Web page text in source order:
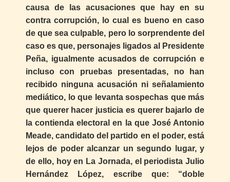
causa de las acusaciones que hay en su
contra corrupción, lo cual es bueno en caso
de que sea culpable, pero lo sorprendente del
caso es que, personajes ligados al Presidente
Peña, igualmente acusados de corrupción e
incluso con pruebas presentadas, no han
recibido ninguna acusación ni señalamiento
mediático, lo que levanta sospechas que más
que querer hacer justicia es querer bajarlo de
la contienda electoral en la que José Antonio
Meade, candidato del partido en el poder, está
lejos de poder alcanzar un segundo lugar, y
de ello, hoy en La Jornada, el periodista Julio
Hernández López, escribe que: “doble